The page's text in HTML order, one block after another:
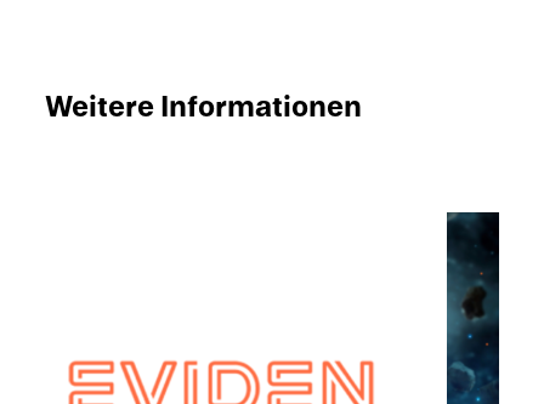
Weitere Infor­ma­tio­nen